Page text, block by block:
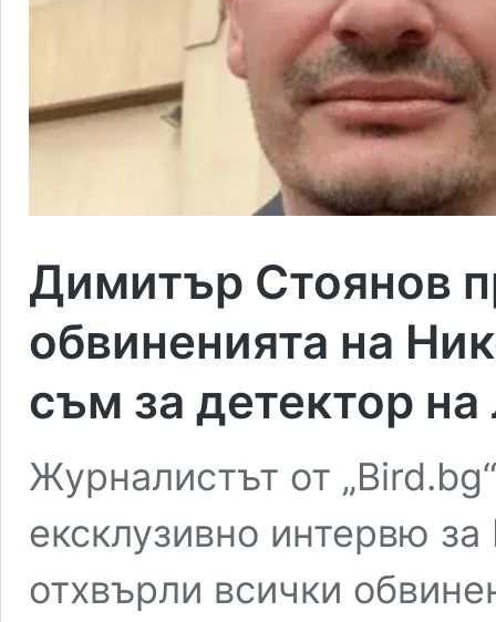
Димитър Стоянов
обвиненията на
съм за детектор
Журналистът от
ексклузивно интервю
отхвърли всички